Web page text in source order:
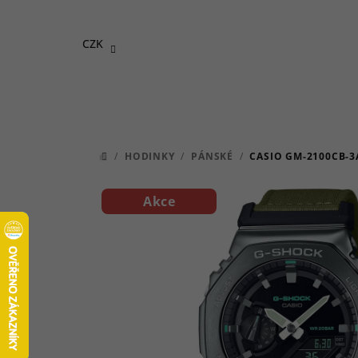
CZK
DOMŮ
/ HODINKY / PÁNSKÉ / CASIO GM-2100CB-
Akce